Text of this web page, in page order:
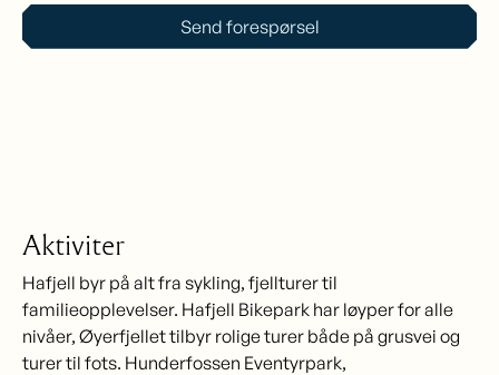
Send forespørsel
Aktiviter
Hafjell byr på alt fra sykling, fjellturer til
familieopplevelser. Hafjell Bikepark har løyper for alle
nivåer, Øyerfjellet tilbyr rolige turer både på grusvei og
turer til fots. Hunderfossen Eventyrpark,